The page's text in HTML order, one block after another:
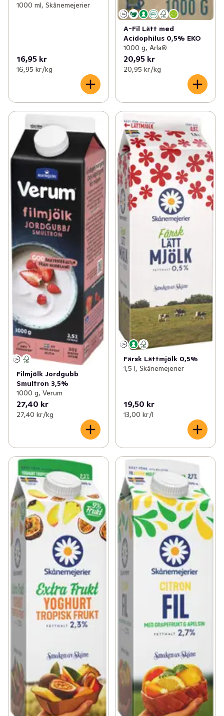
1000 ml, Skånemejerier
16,95 kr
16,95 kr /kg
A-Fil Lätt med
Acidophilus 0,5% EKO
1000 g, Arla®
20,95 kr
20,95 kr /kg
Filmjölk Jordgubb
Smultron 3,5%
1000 g, Verum
27,40 kr
27,40 kr /kg
Färsk Lättmjölk 0,5%
1,5 l, Skånemejerier
19,50 kr
13,00 kr /l